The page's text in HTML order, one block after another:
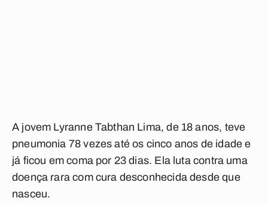
A jovem Lyranne Tabthan Lima, de 18 anos, teve
pneumonia 78 vezes até os cinco anos de idade e
já ficou em coma por 23 dias. Ela luta contra uma
doença rara com cura desconhecida desde que
nasceu.